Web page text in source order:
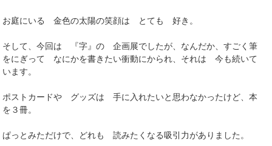
お庭にいる 金色の太陽の笑顔は とても 好き。
そして、今回は 『字』の 企画展でしたが、なんだか、すごく筆
をにぎって なにかを書きたい衝動にかられ、それは 今も続いて
います。
ポストカードや グッズは 手に入れたいと思わなかったけど、本
を３冊。
ぱっとみただけで、どれも 読みたくなる吸引力がありました。